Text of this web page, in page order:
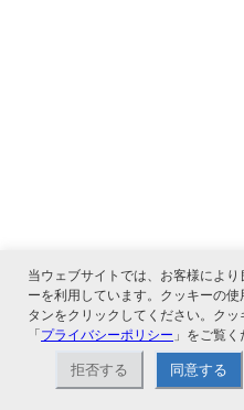
当ウェブサイトでは、お客様によ
ーを利用しています。クッキーの
タンをクリックしてください。ク
「プライバシーポリシー 」をご覧く
拒否する 同意する